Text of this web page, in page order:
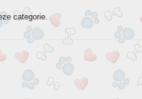
categorie.